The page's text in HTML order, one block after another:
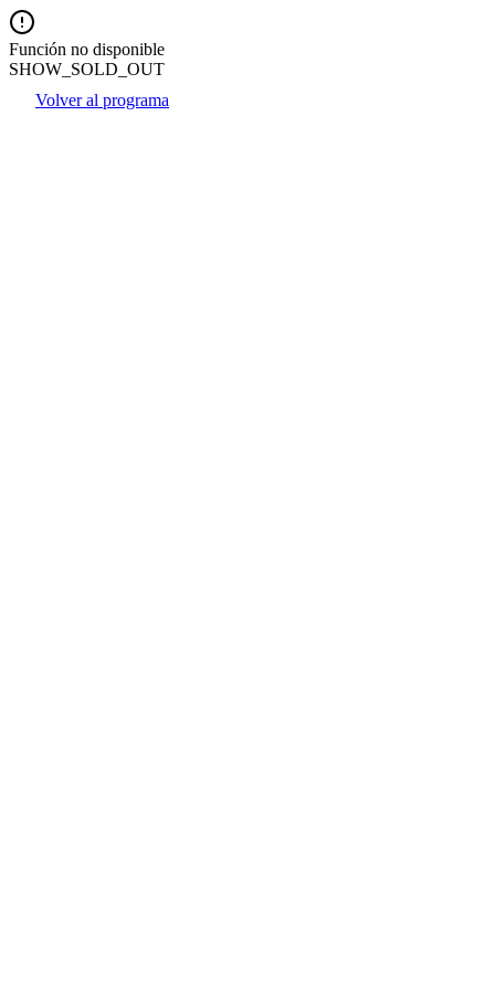
Función no disponible
SHOW_SOLD_OUT
Volver al programa